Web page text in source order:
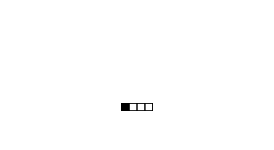
1 2 3 4